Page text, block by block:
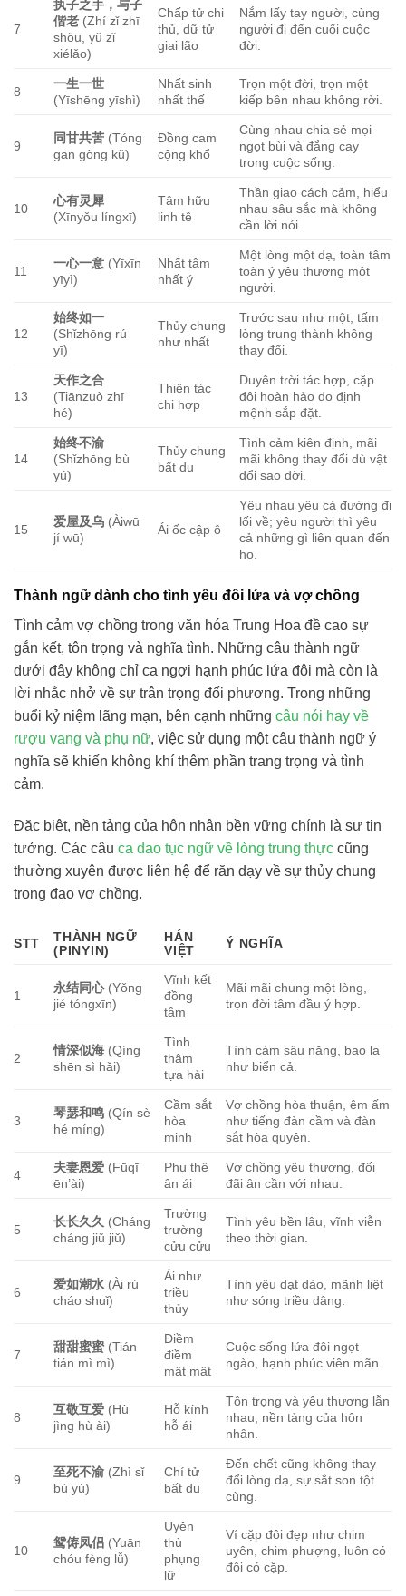
7
执子之手，与子
偕老 (Zhí zǐ zhī
shǒu, yǔ zǐ
xiélǎo)
Chấp tử chi
thủ, dữ tử
giai lão
Nắm lấy tay người, cùng
người đi đến cuối cuộc
đời.
8
一生一世
(Yīshēng yīshì)
Nhất sinh
nhất thế
Trọn một đời, trọn một
kiếp bên nhau không rời.
9
同甘共苦 (Tóng
gān gòng kǔ)
Đồng cam
cộng khổ
Cùng nhau chia sẻ mọi
ngọt bùi và đắng cay
trong cuộc sống.
10
心有灵犀
(Xīnyǒu língxī)
Tâm hữu
linh tê
Thần giao cách cảm, hiểu
nhau sâu sắc mà không
cần lời nói.
11
一心一意 (Yīxīn
yīyì)
Nhất tâm
nhất ý
Một lòng một dạ, toàn tâm
toàn ý yêu thương một
người.
12
始终如一
(Shǐzhōng rú
yī)
Thủy chung
như nhất
Trước sau như một, tấm
lòng trung thành không
thay đổi.
13
天作之合
(Tiānzuò zhī
hé)
Thiên tác
chi hợp
Duyên trời tác hợp, cặp
đôi hoàn hảo do định
mệnh sắp đặt.
14
始终不渝
(Shǐzhōng bù
yú)
Thủy chung
bất du
Tình cảm kiên định, mãi
mãi không thay đổi dù vật
đổi sao dời.
15
爱屋及乌 (Àiwū
jí wū)
Ái ốc cập ô
Yêu nhau yêu cả đường đi
lối về; yêu người thì yêu
cả những gì liên quan đến
họ.
Thành ngữ dành cho tình yêu đôi lứa và vợ chồng
Tình cảm vợ chồng trong văn hóa Trung Hoa đề cao sự
gắn kết, tôn trọng và nghĩa tình. Những câu thành ngữ
dưới đây không chỉ ca ngợi hạnh phúc lứa đôi mà còn là
lời nhắc nhở về sự trân trọng đối phương. Trong những
buổi kỷ niệm lãng mạn, bên cạnh những câu nói hay về
rượu vang và phụ nữ, việc sử dụng một câu thành ngữ ý
nghĩa sẽ khiến không khí thêm phần trang trọng và tình
cảm.
Đặc biệt, nền tảng của hôn nhân bền vững chính là sự tin
tưởng. Các câu ca dao tục ngữ về lòng trung thực cũng
thường xuyên được liên hệ để răn dạy về sự thủy chung
trong đạo vợ chồng.
STT
THÀNH NGỮ
(PINYIN)
HÁN
VIỆT
Ý NGHĨA
1
永结同心(Yǒng
jié tóngxīn)
Vĩnh kết
đồng
tâm
Mãi mãi chung một lòng,
trọn đời tâm đầu ý hợp.
2
情深似海 (Qíng
shēn sì hǎi)
Tình
thâm
tựa hải
Tình cảm sâu nặng, bao la
như biển cả.
3
琴瑟和鸣 (Qín sè
hé míng)
Cầm sắt
hòa
minh
Vợ chồng hòa thuận, êm ấm
như tiếng đàn cầm và đàn
sắt hòa quyện.
4
夫妻恩爱 (Fūqī
ēn’ài)
Phu thê
ân ái
Vợ chồng yêu thương, đối
đãi ân cần với nhau.
5
长长久久 (Cháng
cháng jiǔ jiǔ)
Trường
trường
cửu cửu
Tình yêu bền lâu, vĩnh viễn
theo thời gian.
6
爱如潮水 (Ài rú
cháo shuǐ)
Ái như
triều
thủy
Tình yêu dạt dào, mãnh liệt
như sóng triều dâng.
7
甜甜蜜蜜 (Tián
tián mì mì)
Điềm
điềm
mật mật
Cuộc sống lứa đôi ngọt
ngào, hạnh phúc viên mãn.
8
互敬互爱 (Hù
jìng hù ài)
Hỗ kính
hỗ ái
Tôn trọng và yêu thương lẫn
nhau, nền tảng của hôn
nhân.
9
至死不渝 (Zhì sǐ
bù yú)
Chí tử
bất du
Đến chết cũng không thay
đổi lòng dạ, sự sắt son tột
cùng.
10
鸳俦凤侣 (Yuān
chóu fèng lǚ)
Uyên
thù
phụng
lữ
Ví cặp đôi đẹp như chim
uyên, chim phượng, luôn có
đôi có cặp.